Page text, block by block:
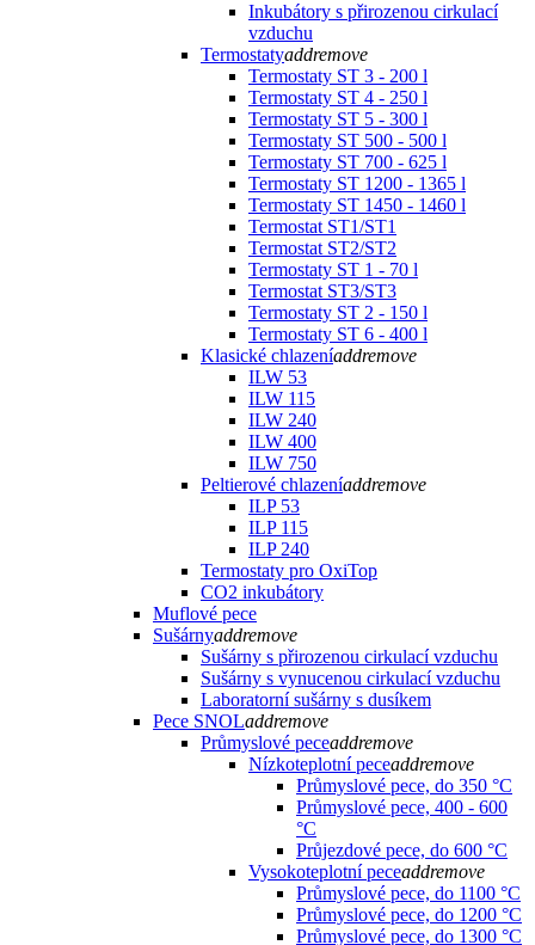
Inkubátory s přirozenou cirkulací
vzduchu
Termostatyaddremove
Termostaty ST 3 - 200 l
Termostaty ST 4 - 250 l
Termostaty ST 5 - 300 l
Termostaty ST 500 - 500 l
Termostaty ST 700 - 625 l
Termostaty ST 1200 - 1365 l
Termostaty ST 1450 - 1460 l
Termostat ST1/ST1
Termostat ST2/ST2
Termostaty ST 1 - 70 l
Termostat ST3/ST3
Termostaty ST 2 - 150 l
Termostaty ST 6 - 400 l
Klasické chlazeníaddremove
ILW 53
ILW 115
ILW 240
ILW 400
ILW 750
Peltierové chlazeníaddremove
ILP 53
ILP 115
ILP 240
Termostaty pro OxiTop
CO2 inkubátory
Muflové pece
Sušárnyaddremove
Sušárny s přirozenou cirkulací vzduchu
Sušárny s vynucenou cirkulací vzduchu
Laboratorní sušárny s dusíkem
Pece SNOLaddremove
Průmyslové peceaddremove
Nízkoteplotní peceaddremove
Průmyslové pece, do 350 °C
Průmyslové pece, 400 - 600
°C
Průjezdové pece, do 600 °C
Vysokoteplotní peceaddremove
Průmyslové pece, do 1100 °C
Průmyslové pece, do 1200 °C
Průmyslové pece, do 1300 °C